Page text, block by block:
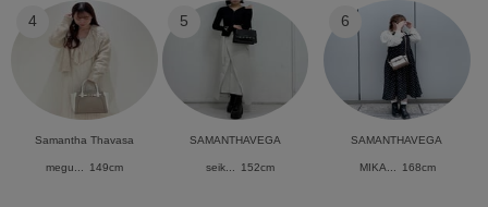
4
Samantha Thavasa
megu... 149cm
5
SAMANTHAVEGA
seik... 152cm
6
SAMANTHAVEGA
MIKA... 168cm